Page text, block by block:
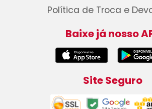
Política de Troca e
Baixe já nosso
Site Seguro